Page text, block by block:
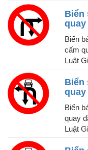
Biển
quay
Biển
cấm
Luật
Biển
quay
Biển
quay
Luật